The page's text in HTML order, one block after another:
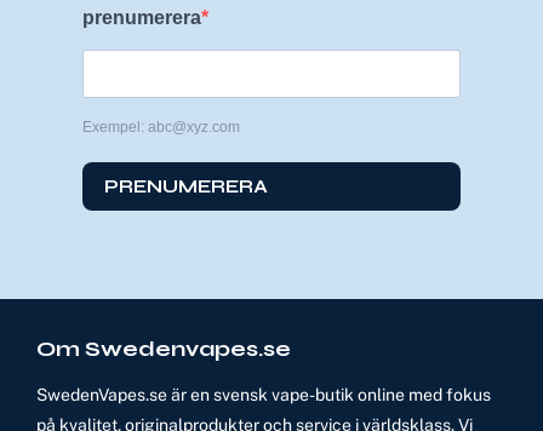
prenumerera
Exempel: abc@xyz.com
PRENUMERERA
Om Swedenvapes.se
SwedenVapes.se är en svensk vape-butik online med fokus
på kvalitet, originalprodukter och service i världsklass. Vi